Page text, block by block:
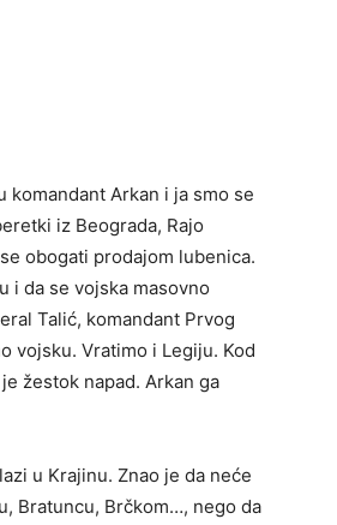
komandant Arkan i ja smo se
iz Beograda, Rajo
obogati prodajom lubenica.
i da se vojska masovno
Talić, komandant Prvog
vojsku. Vratimo i Legiju. Kod
žestok napad. Arkan ga
u Krajinu. Znao je da neće
Bratuncu, Brčkom…, nego da